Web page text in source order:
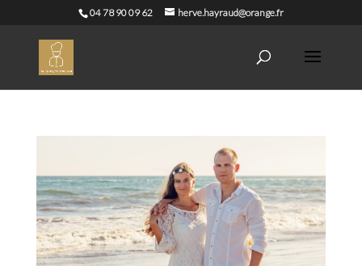
04 78 90 09 62 herve.hayraud@orange.fr